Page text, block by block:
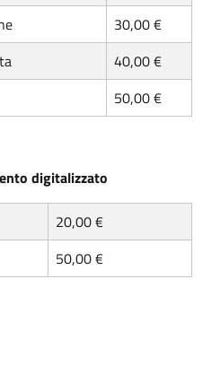
30,00 €
40,00 €
50,00 €
digitalizzato
20,00 €
50,00 €